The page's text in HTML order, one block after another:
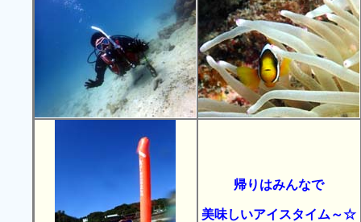
帰りはみんなで
美味しいアイスタイム～☆